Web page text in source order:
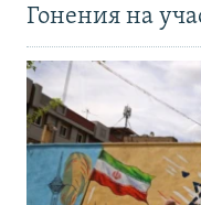
Гонения на